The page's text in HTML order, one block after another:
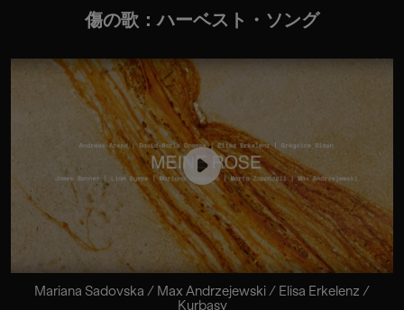
傷の歌：ハーベスト・ソング
Mariana Sadovska / Max Andrzejewski / Elisa Erkelenz /
Kurbasy